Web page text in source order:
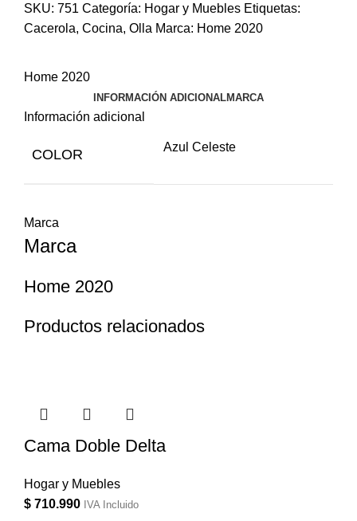
SKU: 751 Categoría: Hogar y Muebles Etiquetas:
Cacerola, Cocina, Olla Marca: Home 2020
Home 2020
INFORMACIÓN ADICIONALMARCA
Información adicional
COLOR Azul Celeste
Marca
Marca
Home 2020
Productos relacionados
Cama Doble Delta
Hogar y Muebles
$ 710.990 IVA Incluido